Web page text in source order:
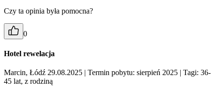
Czy ta opinia była pomocna?
0
Hotel rewelacja
Marcin, Łódź 29.08.2025 | Termin pobytu: sierpień 2025 | Tagi: 36-
45 lat, z rodziną